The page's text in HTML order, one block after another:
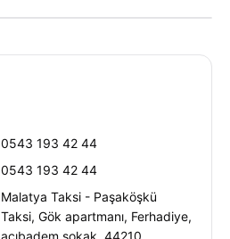
0543 193 42 44
0543 193 42 44
Malatya Taksi - Paşaköşkü
Taksi, Gök apartmanı, Ferhadiye,
acıbadem sokak, 44210